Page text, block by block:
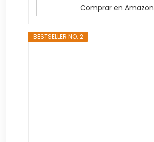
Comprar en Amazon
BESTSELLER NO. 2